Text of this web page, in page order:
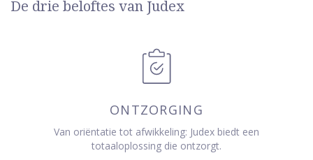
De drie beloftes van Judex
ONTZORGING
Van oriëntatie tot afwikkeling: Judex biedt een
totaaloplossing die ontzorgt.